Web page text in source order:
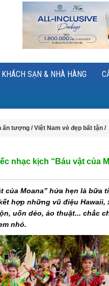
KHÁCH SẠN & NHÀ HÀNG
ấn tượng /Việt Nam vẻ đẹp bất tận /
nhạc kịch “Báu vật của
của Moana” hứa hẹn là bữa
hợp những vũ điệu Hawaii,
uốn dẻo, ảo thuật... chắc
nhỏ.